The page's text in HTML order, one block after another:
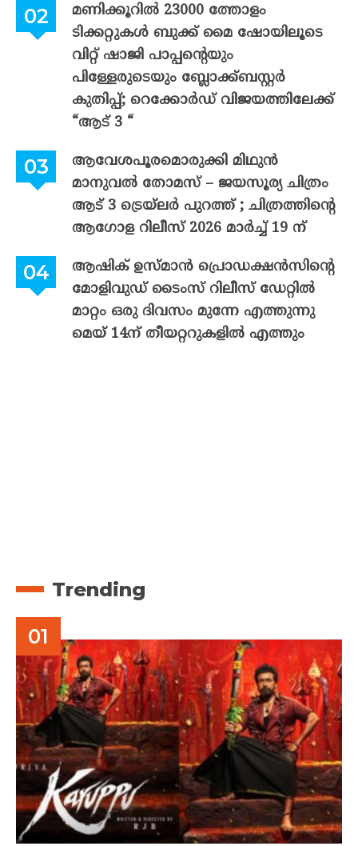
മണിക്കൂറിൽ 23000 ത്തോളം
ടിക്കറ്റുകൾ ബുക്ക് മൈ ഷോയിലൂടെ
വിറ്റ് ഷാജി പാപ്പന്റെയും
പിള്ളേരുടെയും ബ്ലോക്ക്ബസ്റ്റർ
കുതിപ്പ്; റെക്കോർഡ് വിജയത്തിലേക്ക്
“ആട് 3 “
ആവേശപൂരമൊരുക്കി മിഥുൻ
മാനുവൽ തോമസ് – ജയസൂര്യ ചിത്രം
ആട് 3 ട്രെയ്‌ലർ പുറത്ത് ; ചിത്രത്തിന്റെ
ആഗോള റിലീസ് 2026 മാർച്ച് 19 ന്
ആഷിക് ഉസ്മാൻ പ്രൊഡക്ഷൻസിന്റെ
മോളിവുഡ് ടൈംസ് റിലീസ് ഡേറ്റിൽ
മാറ്റം ഒരു ദിവസം മുന്നേ എത്തുന്നു
മെയ് 14ന് തീയറ്ററുകളിൽ എത്തും
Trending